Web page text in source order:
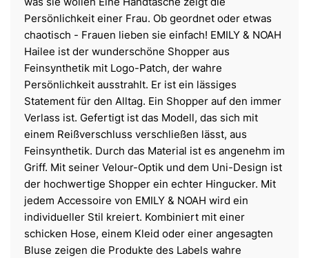
Persönlichkeit einer Frau. Ob geordnet oder etwas
chaotisch - Frauen lieben sie einfach! EMILY & NOAH
Hailee ist der wunderschöne Shopper aus
Feinsynthetik mit Logo-Patch, der wahre
Persönlichkeit ausstrahlt. Er ist ein lässiges
Statement für den Alltag. Ein Shopper auf den immer
Verlass ist. Gefertigt ist das Modell, das sich mit
einem Reißverschluss verschließen lässt, aus
Feinsynthetik. Durch das Material ist es angenehm im
Griff. Mit seiner Velour-Optik und dem Uni-Design ist
der hochwertige Shopper ein echter Hingucker. Mit
jedem Accessoire von EMILY & NOAH wird ein
individueller Stil kreiert. Kombiniert mit einer
schicken Hose, einem Kleid oder einer angesagten
Bluse zeigen die Produkte des Labels wahre